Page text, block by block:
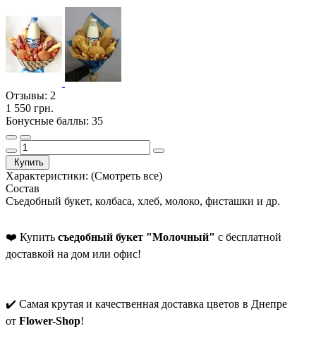
Отзывы: 2
1 550 грн.
Бонусные баллы: 35
Купить
Характеристики: (Смотреть все)
Состав
Съедобный букет, колбаса, хлеб, молоко, фисташки и др.
❤️ Купить съедобный букет "Молочный" с бесплатной
доставкой на дом или офис!
✔️ Самая крутая и качественная доставка цветов в Днепре
от Flower-Shop!